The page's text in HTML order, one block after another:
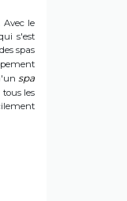
Avec le
s'est
spas
spa
les